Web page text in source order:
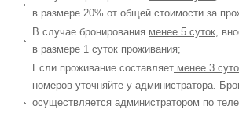
в размере 20% от общей стоимости за
В случае бронирования менее 5 суток,
в размере 1 суток проживания;
Если проживание составляет менее 3 суто
номеров уточняйте у администратора.
осуществляется администратором по